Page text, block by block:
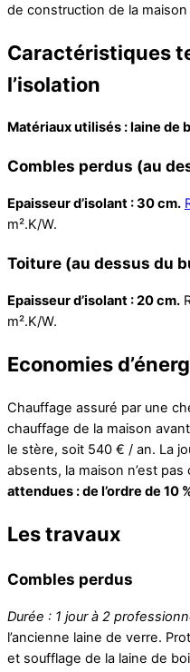
de construction de la
Caractéristiques
l’isolation
Matériaux utilisés : laine de
Combles perdus (au
Epaisseur d’isolant : 30 cm.
m².K/W.
Toiture (au dessus du
Epaisseur d’isolant : 20 cm.
m².K/W.
Economies
Chauffage assuré par une
chauffage de la maison
le stère, soit 540 € / an. La
absents, la maison n’est pas
attendues : de l’ordre de 10
Les travaux
Combles perdus
Durée : 1 jour à 2
l’ancienne laine de verre.
et soufflage de la laine de